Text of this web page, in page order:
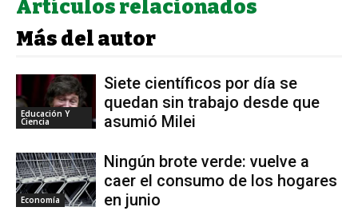
Artículos relacionados
Más del autor
Educación Y
Ciencia
Siete científicos por día se
quedan sin trabajo desde que
asumió Milei
Economía
Ningún brote verde: vuelve a
caer el consumo de los hogares
en junio